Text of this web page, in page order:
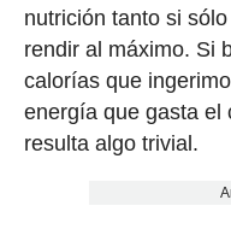
nutrición tanto si
rendir al máximo. Si
calorías que
energía que gasta el
resulta algo trivial.